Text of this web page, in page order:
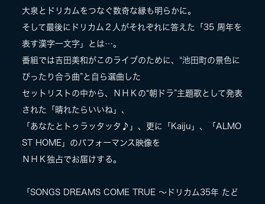
大泉とドリカムをつなぐ数奇な縁も明らかに。
そして最後にドリカム２人がそれぞれに答えた「35 周年を
表す漢字一文字」とは…。
番組では吉田美和がこのライブのために、“池田町の景色に
ぴったり合う曲”と自ら選曲した
セットリストの中から、ＮＨＫの“朝ドラ”主題歌として発表
された「晴れたらいいね」、
「あなたとトゥラッタッタ♪」、更に「Kaiju」、「ALMO
ST HOME」のパフォーマンス映像を
ＮＨＫ独占でお届けする。
「SONGS DREAMS COME TRUE ～ドリカム35年 たど